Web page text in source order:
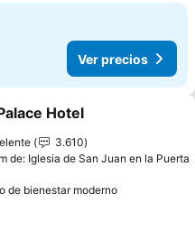
Ver precios
a favoritos
Hotel
3.610
de: Iglesia de San Juan en la Puerta
de bienestar moderno